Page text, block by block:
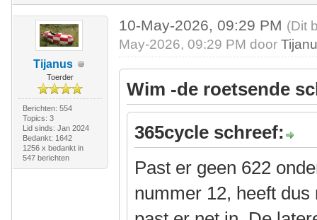
Tijanus
Toerder
Berichten: 554
Topics: 3
Lid sinds: Jan 2024
Bedankt: 1642
1256 x bedankt in
547 berichten
10-May-2026, 09:29 PM (Dit
May-2026, 09:29 PM door
Wim -de roetsende
365cycle schreef:
Past er geen 622
nummer 12, heeft